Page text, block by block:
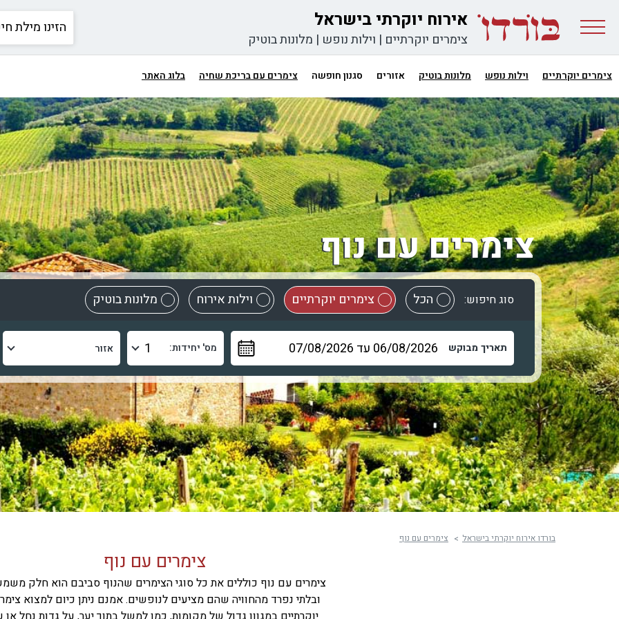
אירוח יוקרתי בישראל
צימרים יוקרתיים | וילות נופש | מלונות בוטיק
צימרים יוקרתיים וילות נופש מלונות בוטיק אזורים סגנון חופשה צימרים עם בריכת שחיה בלוג האתר
צימרים עם נוף
סוג חיפוש: הכל צימרים יוקרתיים וילות אירוח מלונות בוטיק
תאריך מבוקש מס' יחידות:
בורדו אירוח יוקרתי בישראל צימרים עם נוף
צימרים עם נוף
צימרים עם נוף כוללים את כל סוגי הצימרים שהנוף סביבם הוא חלק
ובלתי נפרד מהחוויה שהם מציעים לנופשים. אמנם ניתן כיום למצוא